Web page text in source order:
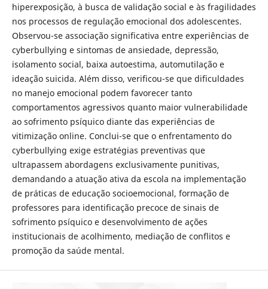
hiperexposição, à busca de validação social e às fragilidades
nos processos de regulação emocional dos adolescentes.
Observou-se associação significativa entre experiências de
cyberbullying e sintomas de ansiedade, depressão,
isolamento social, baixa autoestima, automutilação e
ideação suicida. Além disso, verificou-se que dificuldades
no manejo emocional podem favorecer tanto
comportamentos agressivos quanto maior vulnerabilidade
ao sofrimento psíquico diante das experiências de
vitimização online. Conclui-se que o enfrentamento do
cyberbullying exige estratégias preventivas que
ultrapassem abordagens exclusivamente punitivas,
demandando a atuação ativa da escola na implementação
de práticas de educação socioemocional, formação de
professores para identificação precoce de sinais de
sofrimento psíquico e desenvolvimento de ações
institucionais de acolhimento, mediação de conflitos e
promoção da saúde mental.